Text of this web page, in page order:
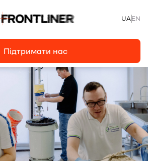
Підтримати нас
UAEN
Підтримати нас